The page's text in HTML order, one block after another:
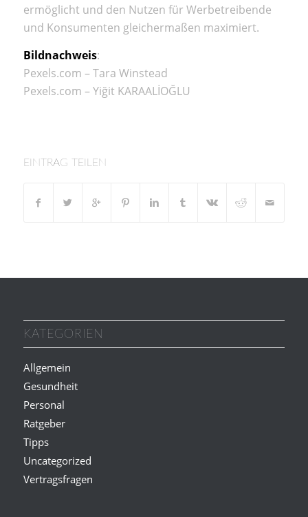
ermöglicht und den Nutzen für Werbetreibende
und Konsumenten gleichermaßen maximiert.
Bildnachweis:
Pexels.com – Tara Winstead
Pexels.com – Yiğit KARAALİOĞLU
EINTRAG TEILEN
KATEGORIEN
Allgemein
Gesundheit
Personal
Ratgeber
Tipps
Uncategorized
Vertragsfragen